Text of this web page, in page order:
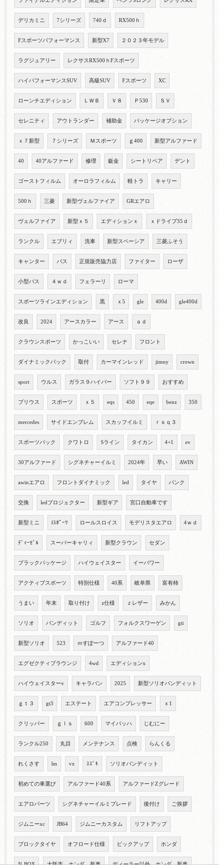
デリカミニ 7シリーズ 740ｄ RX500ｈ
Fスポーツパフォーマンス 新型X7 ２０２３年モデル
ラグジュアリー レクサスRX500ｈFスポーツ
ハイパフォーマンスSUV 高級SUV Fスポーツ XC
ローンチエディション ＬＷＢ Ｖ８ Ｐ530 ＳＶ
セレニティ アウトランダー 補助金 パッケージオプション
ｘ７新型 ７シリーズ Ｍスポーツ ｇ400 新型アルファード
40 40アルファード 修理 鈑金 シートリペア デント
ゴーストフィルム オーロラフィルム 軽トラ キャリー
500ｈ 三菱 新型ヴェルファイア GRエアロ
ヴェルファイア 新型ｘ５ エディションｘ ｘドライブ35ｄ
ランクル エブリィ 洗車 新型スペーシア 三菱ふそう
キャンター バス 正規販売協力店 ファイター ローザ
小型バス ４ｗｄ フェラーリ ローマ
スポーツラインエディション 黒 ｘ5 gle 400d gle400d
改良 2024 アースカラー アース ａｄ
クラウンスポーツ かっこいい セレナ フロント
ダイナミックパック 取付 カーマインレッド jimny crown
sport ウルス ガラス９ハイパー ソフト９９ おすすめ
プリウス スポーツ ｘ５ eqs 450 eqe benz 350
mercedes サイドエンブレム スカッフイルミ ｒｓｑ３
スポーツバック クワトロ Sライン タイカン 4+1 ev
30アルファード シグネチャーイルミ 2024年 早い AWIN
awinエアロ フロントダイナミック led タイヤ パンク
交換 ledプロジェクター 新型ギア 宮口自動車です
新型ミニ fｽﾎﾟｰﾂ ロールスロイス モデリスタエアロ 4ｗｄ
ﾃﾞｨｰｾﾞﾙ スーパーキャリィ 新型クラウン セダン
ブラックパッケージ ハイウェイスター イーパワー
アクティブスポーツ 特別仕様 40系 岐阜県 富有柿
うまい 年末 取り付け z仕様 ｚレザー みかん
ソリオ バンディット ゴルフ フォルクスワーゲン gti
新型ソリオ 523 ｍすぽーつ アルファード40
エグゼクティブラウンジ 4wd エディションx
ハイウェイスターv キャラバン 2025 新型ソリオバンディット
ｇｔ３ gt3 エステート エアコンプレッサー ｘ1
クリッパー ｇｌｓ 600 マイバッハ じむにー
ランクル250 丸目 メンテナンス 点検 らんくる
れくさす lm vx ｽｽﾞｷ ソリオバンディット
初めての車選び アルファード40系 アルファードZグレード
エアロパーツ シグネチャーイルミブレード 後付け ご挨拶
ジムニーxc JB64 ジムニーカスタム リフトアップ
ブロックタイヤ オフロード仕様 ピックアップ ホンダ